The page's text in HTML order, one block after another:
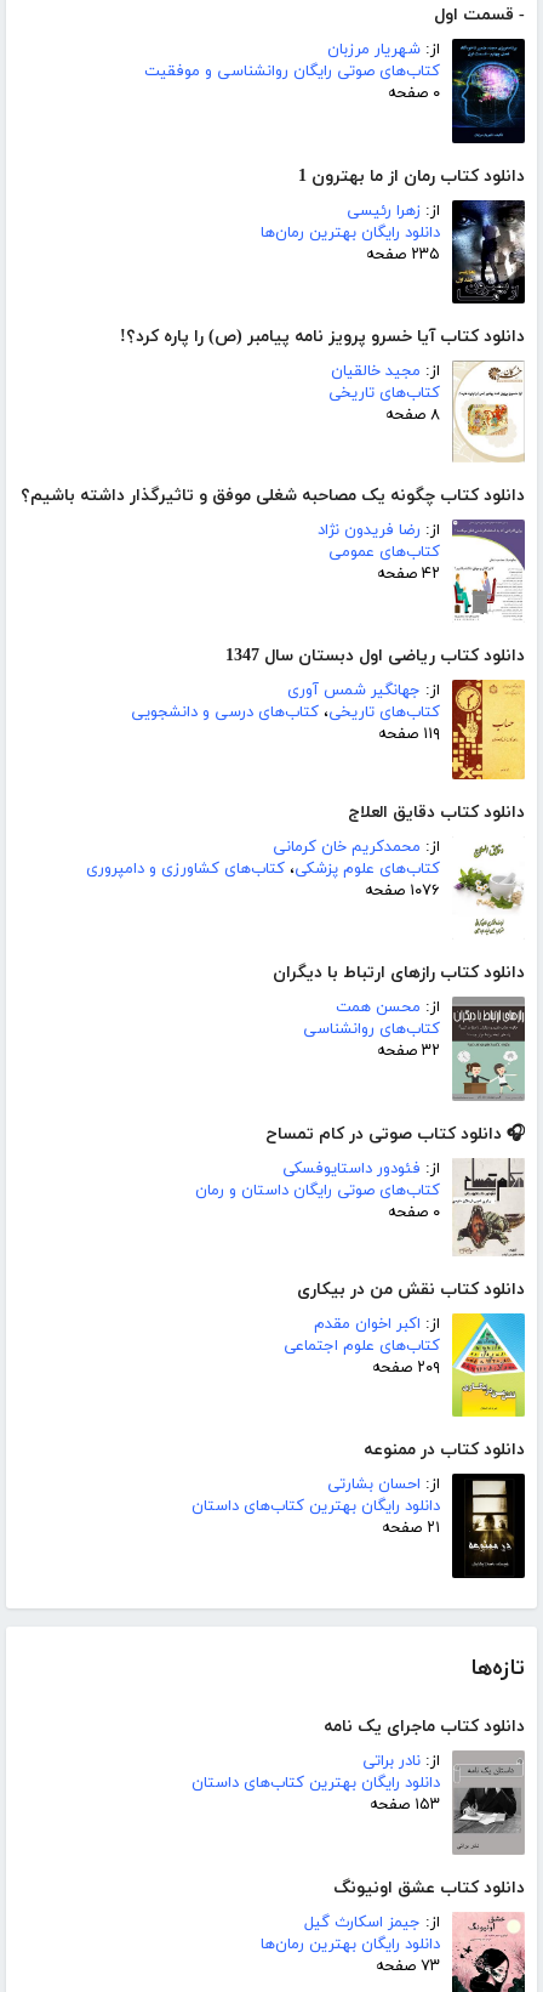
- قسمت اول
از: شهریار مرزبان
کتاب‌های صوتی رایگان روانشناسی و موفقیت
۰ صفحه
دانلود کتاب رمان از ما بهترون 1
از: زهرا رئیسی
دانلود رایگان بهترین رمان‌ها
۲۳۵ صفحه
دانلود کتاب آیا خسرو پرویز نامه پیامبر (ص) را پاره کرد؟!
از: مجید خالقیان
کتاب‌های تاریخی
۸ صفحه
دانلود کتاب چگونه یک مصاحبه شغلی موفق و تاثیرگذار داشته باشیم؟
از: رضا فریدون نژاد
کتاب‌های عمومی
۴۲ صفحه
دانلود کتاب ریاضی اول دبستان سال 1347
از: جهانگیر شمس آوری
کتاب‌های تاریخی، کتاب‌های درسی و دانشجویی
۱۱۹ صفحه
دانلود کتاب دقایق العلاج
از: محمدکریم خان کرمانی
کتاب‌های علوم پزشکی، کتاب‌های کشاورزی و دامپروری
۱۰۷۶ صفحه
دانلود کتاب رازهای ارتباط با دیگران
از: محسن همت
کتاب‌های روانشناسی
۳۲ صفحه
🎧 دانلود کتاب صوتی در کام تمساح
از: فئودور داستایوفسکی
کتاب‌های صوتی رایگان داستان و رمان
۰ صفحه
دانلود کتاب نقش من در بیکاری
از: اکبر اخوان مقدم
کتاب‌های علوم اجتماعی
۲۰۹ صفحه
دانلود کتاب در ممنوعه
از: احسان بشارتی
دانلود رایگان بهترین کتاب‌های داستان
۲۱ صفحه
تازه‌ها
دانلود کتاب ماجرای یک نامه
از: نادر براتی
دانلود رایگان بهترین کتاب‌های داستان
۱۵۳ صفحه
دانلود کتاب عشق اونیونگ
از: جیمز اسکارث گیل
دانلود رایگان بهترین رمان‌ها
۷۳ صفحه